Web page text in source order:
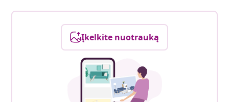
Įkelkite nuotrauką